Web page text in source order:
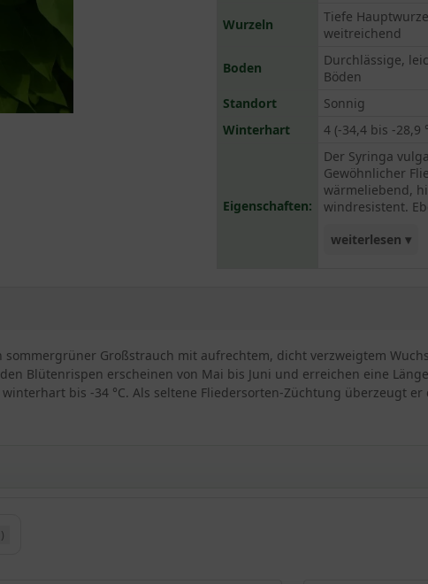
Wurzeln
Tiefe
weitreichend
Boden
Durchlässige,
Böden
Standort
Sonnig
Winterhart
4 (-34,4 bis -28,9
Eigenschaften:
Der Syringa
Gewöhnlicher
wärmeliebend,
windresistent.
weiterlesen ▾
Großstrauch mit aufrechtem, dicht verzweigtem
Blütenrispen erscheinen von Mai bis Juni und erreichen eine
bis -34 °C. Als seltene Fliedersorten-Züchtung überzeugt